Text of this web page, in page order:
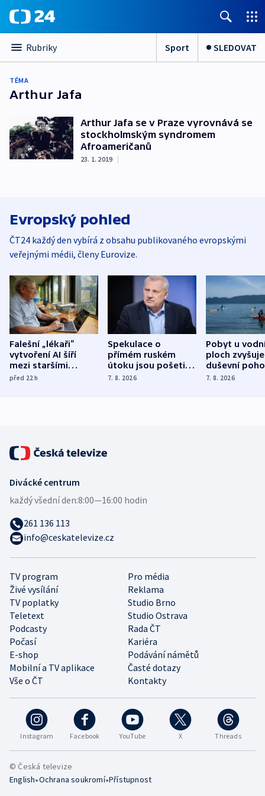
Rubriky Sport SLEDOVAT
TÉMA
Arthur Jafa
Arthur Jafa se v Praze vyrovnává se
stockholmským syndromem
Afroameričanů
23. 1. 2019 |
Evropský pohled
ČT24 každý den vybírá z obsahu publikovaného evropskými
veřejnými médii, členy Eurovize.
Falešní „lékaři“
vytvoření AI šíří
mezi staršími
Poláky nebezpečné
před 22h
Spekulace o
přímém ruském
útoku jsou pošetilé,
míní estonský
7. 8. 2026
Pobyt u
ploch zvyšuje
duševní
ukázala
7. 8. 2026
Instagram Facebook YouTube X Threads
TV program
Pro média
Živé vysílání
Reklama
TV poplatky
Studio Brno
Teletext
Studio Ostrava
Podcasty
Rada ČT
Počasí
Kariéra
E-shop
Podávání námětů
Mobilní a TV aplikace
Časté dotazy
Vše o ČT
Kontakty
Divácké centrum
každý všední den:8:00—16:00 hodin
261 136 113
info@ceskatelevize.cz
© Česká televize
English•Ochrana soukromí•Přístupnost